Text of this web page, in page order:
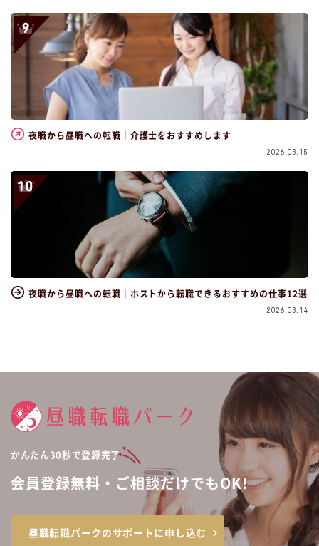
夜職から昼職への転職｜介護士をおすすめします
2026.03.15
夜職から昼職への転職｜ホストから転職できるおすすめの仕事12選
2026.03.14
かんたん30秒で登録完了
会員登録無料・ご相談だけでもOK!
昼職転職パークのサポートに申し込む